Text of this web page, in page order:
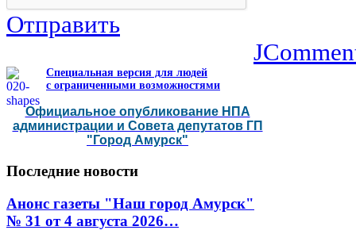
Отправить
Специальная версия для людей
с ограниченными возможностями
Официальное опубликование НПА
администрации и Совета депутатов ГП
"Город Амурск"
Последние новости
Анонс газеты "Наш город Амурск"
№ 31 от 4 августа 2026…